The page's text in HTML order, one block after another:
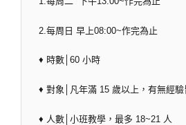
2.每周日 早上08:00~作完為止
♦ 時數│60 小時
♦ 對象│凡年滿 15 歲以上，有無經驗
♦ 人數│小班教學，最多 18~21 人